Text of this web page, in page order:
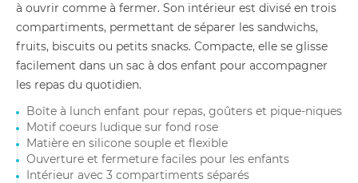
à ouvrir comme à fermer. Son intérieur est divisé en trois
compartiments, permettant de séparer les sandwichs,
fruits, biscuits ou petits snacks. Compacte, elle se glisse
facilement dans un sac à dos enfant pour accompagner
les repas du quotidien.
Boîte à lunch enfant pour repas, goûters et pique-niques
Motif coeurs ludique sur fond rose
Matière en silicone souple et flexible
Ouverture et fermeture faciles pour les enfants
Intérieur avec 3 compartiments séparés